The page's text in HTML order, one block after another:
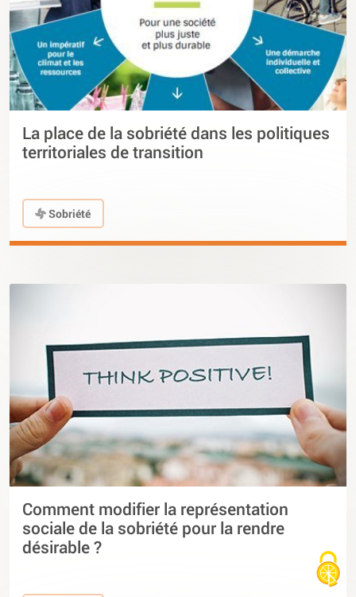
La place de la sobriété dans les politiques
territoriales de transition
Sobriété
Comment modifier la représentation
sociale de la sobriété pour la rendre
désirable ?